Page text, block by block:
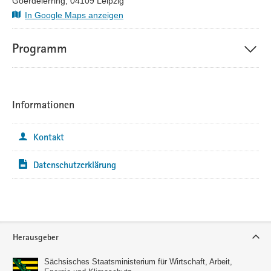
auszutauschen, Erfahrungen zu teilen und neue Kontakte zu
knüpfen – für Ihre Zukunft und die Ihres Unternehmens.
In Google Maps anzeigen
Programm
Informationen
Kontakt
Datenschutzerklärung
Herausgeber
Sächsisches Staatsministerium für Wirtschaft, Arbeit,